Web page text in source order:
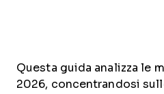
Questa guida analizza le
2026, concentrandosi